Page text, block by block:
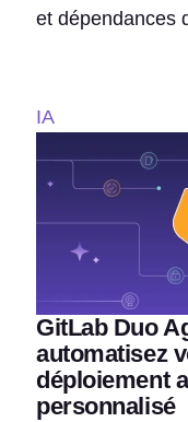
et dépendances
IA
GitLab Duo
automatisez
déploiement
personnalisé